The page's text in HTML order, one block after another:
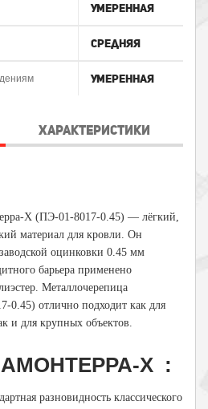
Умеренная
Средняя
Умеренная
ХАРАКТЕРИСТИКИ
Х (ПЭ-01-8017-0.45) — лёгкий,
материал для кровли. Он
оцинковки 0.45 мм
барьера применено
Металлочерепица
0.45) отлично подходит как для
и для крупных объектов.
Х :
разновидность классического